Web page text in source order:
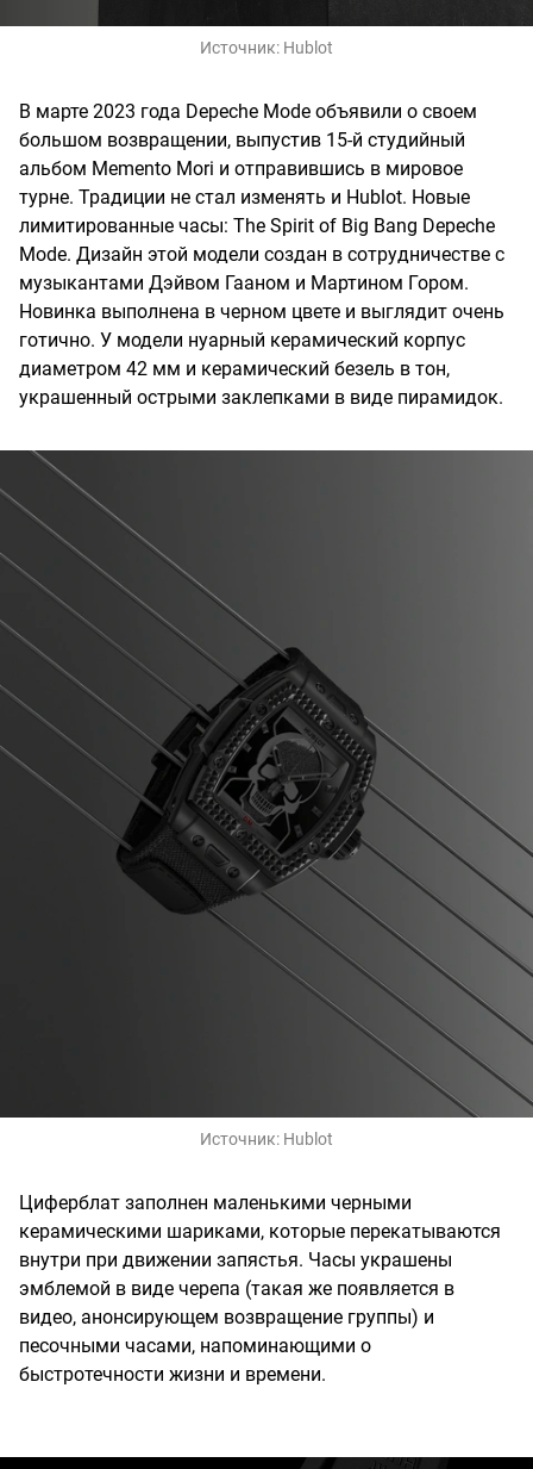
Источник: Hublot
В марте 2023 года Depeche Mode объявили о своем
большом возвращении, выпустив 15-й студийный
альбом Memento Mori и отправившись в мировое
турне. Традиции не стал изменять и Hublot. Новые
лимитированные часы: The Spirit of Big Bang Depeche
Mode. Дизайн этой модели создан в сотрудничестве с
музыкантами Дэйвом Гааном и Мартином Гором.
Новинка выполнена в черном цвете и выглядит очень
готично. У модели нуарный керамический корпус
диаметром 42 мм и керамический безель в тон,
украшенный острыми заклепками в виде пирамидок.
Источник: Hublot
Циферблат заполнен маленькими черными
керамическими шариками, которые перекатываются
внутри при движении запястья. Часы украшены
эмблемой в виде черепа (такая же появляется в
видео, анонсирующем возвращение группы) и
песочными часами, напоминающими о
быстротечности жизни и времени.